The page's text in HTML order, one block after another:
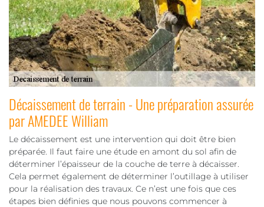
Décaissement de terrain - Une préparation assurée
par AMEDEE William
Le décaissement est une intervention qui doit être bien
préparée. Il faut faire une étude en amont du sol afin de
déterminer l’épaisseur de la couche de terre à décaisser.
Cela permet également de déterminer l’outillage à utiliser
pour la réalisation des travaux. Ce n’est une fois que ces
étapes bien définies que nous pouvons commencer à